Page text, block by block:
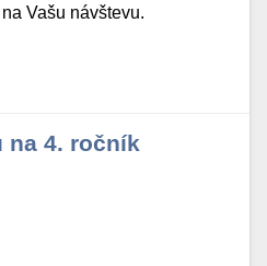
Vašu návštevu.
na 4. ročník